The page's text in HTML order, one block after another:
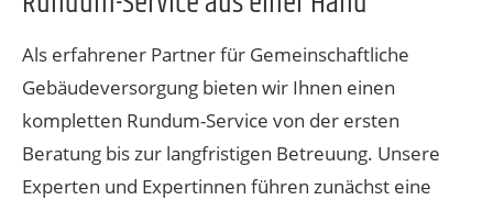
Als erfahrener Partner für Gemeinschaftliche
Gebäudeversorgung bieten wir Ihnen einen
kompletten Rundum-Service von der ersten
Beratung bis zur langfristigen Betreuung. Unsere
Experten und Expertinnen führen zunächst eine